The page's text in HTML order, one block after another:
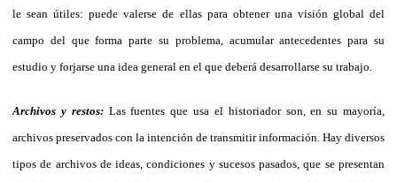
le sean útiles: puede valerse de ellas para obtener una visión global del
campo del que forma parte su problema, acumular antecedentes para su
estudio y forjarse una idea general en el que deberá desarrollarse su trabajo.
Archivos y restos: Las fuentes que usa el historiador son, en su mayoría,
archivos preservados con la intención de transmitir información. Hay diversos
tipos de archivos de ideas, condiciones y sucesos pasados, que se presentan